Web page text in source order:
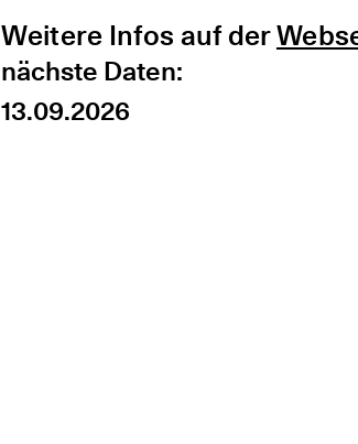
Weitere Infos auf der
nächste Daten:
13.09.2026